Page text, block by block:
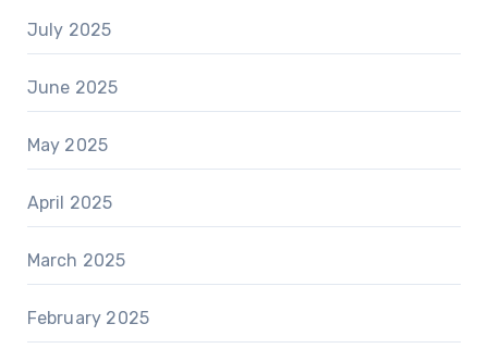
July 2025
June 2025
May 2025
April 2025
March 2025
February 2025